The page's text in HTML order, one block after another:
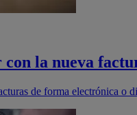
la nueva
de forma electrónica o